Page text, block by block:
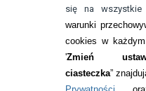
się na wszystkie
warunki
cookies w
'Zmień
ciasteczka”